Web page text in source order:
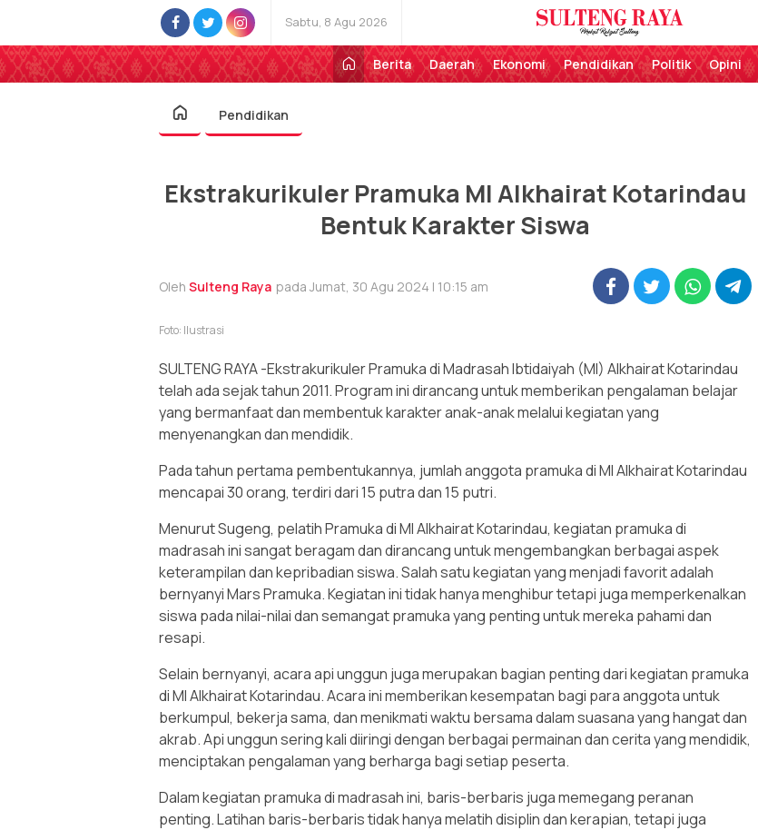
Sabtu, 8 Agu 2026
Sulteng Raya
Perekat Rakyat Sulteng
Berita
Daerah Ekonomi Pendidikan Politik Opini
Pendidikan
Ekstrakurikuler Pramuka MI Alkhairat Kotarindau
Bentuk Karakter Siswa
Oleh Sulteng Raya pada Jumat, 30 Agu 2024 | 10:15 am
Foto: Ilustrasi
SULTENG RAYA -Ekstrakurikuler Pramuka di Madrasah Ibtidaiyah (MI) Alkhairat Kotarindau
telah ada sejak tahun 2011. Program ini dirancang untuk memberikan pengalaman belajar
yang bermanfaat dan membentuk karakter anak-anak melalui kegiatan yang
menyenangkan dan mendidik.
Pada tahun pertama pembentukannya, jumlah anggota pramuka di MI Alkhairat Kotarindau
mencapai 30 orang, terdiri dari 15 putra dan 15 putri.
Menurut Sugeng, pelatih Pramuka di MI Alkhairat Kotarindau, kegiatan pramuka di
madrasah ini sangat beragam dan dirancang untuk mengembangkan berbagai aspek
keterampilan dan kepribadian siswa. Salah satu kegiatan yang menjadi favorit adalah
bernyanyi Mars Pramuka. Kegiatan ini tidak hanya menghibur tetapi juga memperkenalkan
siswa pada nilai-nilai dan semangat pramuka yang penting untuk mereka pahami dan
resapi.
Selain bernyanyi, acara api unggun juga merupakan bagian penting dari kegiatan pramuka
di MI Alkhairat Kotarindau. Acara ini memberikan kesempatan bagi para anggota untuk
berkumpul, bekerja sama, dan menikmati waktu bersama dalam suasana yang hangat dan
akrab. Api unggun sering kali diiringi dengan berbagai permainan dan cerita yang mendidik,
menciptakan pengalaman yang berharga bagi setiap peserta.
Dalam kegiatan pramuka di madrasah ini, baris-berbaris juga memegang peranan
penting. Latihan baris-berbaris tidak hanya melatih disiplin dan kerapian, tetapi juga